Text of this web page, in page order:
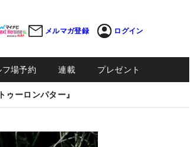
メルマガ登録 ログイン
フ場予約 連載 プレゼント
ーロンパター』